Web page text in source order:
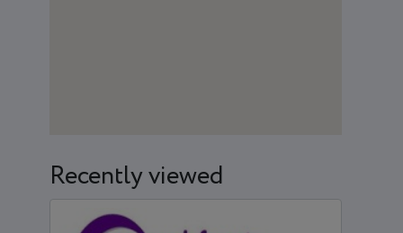
Recently viewed